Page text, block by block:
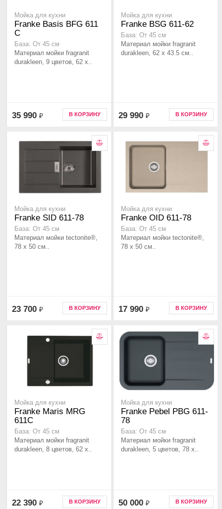
Мойка для кухни
Franke Basis BFG 611
C
База: От 45 см
Материал мойки fragranit
durakleen, 9 цветов, 62 x..
35 990 ₽ В КОРЗИНУ
Мойка для кухни
Franke BSG 611-62
База: От 45 см
Материал мойки fragranit
durakleen, 62 x 43.5 см..
29 990 ₽ В КОРЗИНУ
Мойка для кухни
Franke SID 611-78
База: От 45 см
Материал мойки tectonite®,
78 x 50 см..
23 700 ₽ В КОРЗИНУ
Мойка для кухни
Franke OID 611-78
База: От 45 см
Материал мойки tectonite®,
78 x 50 см..
17 990 ₽ В КОРЗИНУ
Мойка для кухни
Franke Maris MRG
611С
База: От 45 см
Материал мойки fragranit
durakleen, 8 цветов, 62 x..
22 390 ₽ В КОРЗИНУ
Мойка для кухни
Franke Pebel PBG 611-
78
База: От 45 см
Материал мойки fragranit
durakleen, 5 цветов, 78 x..
50 000 ₽ В КОРЗИНУ